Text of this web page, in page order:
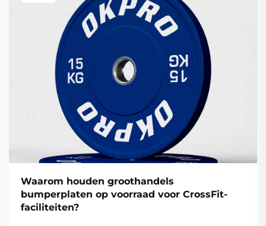
Waarom houden groothandels
bumperplaten op voorraad voor CrossFit-
faciliteiten?